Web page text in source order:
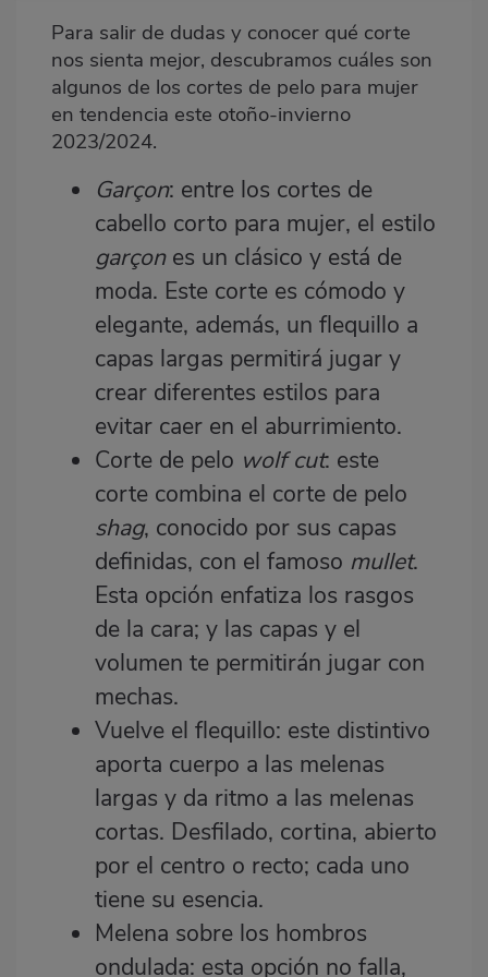
Para salir de dudas y conocer qué corte
nos sienta mejor, descubramos cuáles son
algunos de los cortes de pelo para mujer
en tendencia este otoño-invierno
2023/2024.
Garçon: entre los cortes de
cabello corto para mujer, el estilo
garçones un clásico y está de
moda. Este corte es cómodo y
elegante, además, un flequillo a
capas largas permitirá jugar y
crear diferentes estilos para
evitar caer en el aburrimiento.
Corte de pelo wolf cut: este
corte combina el corte de pelo
shag, conocido por sus capas
definidas, con el famoso mullet.
Esta opción enfatiza los rasgos
de la cara; y las capas y el
volumen te permitirán jugar con
mechas.
Vuelve el flequillo: este distintivo
aporta cuerpo a las melenas
largas y da ritmo a las melenas
cortas. Desfilado, cortina, abierto
por el centro o recto; cada uno
tiene su esencia.
Melena sobre los hombros
ondulada: esta opción no falla,